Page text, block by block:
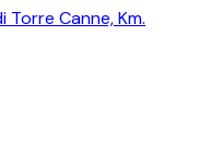
Canne, Km.